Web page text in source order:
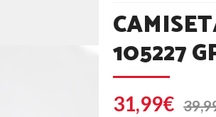
105227
31,99€